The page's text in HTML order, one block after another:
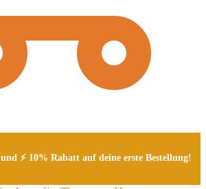
und ⚡ 10% Rabatt auf deine erste Bestellung!